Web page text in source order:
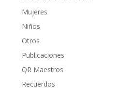
Mujeres
Niños
Otros
Publicaciones
QR Maestros
Recuerdos